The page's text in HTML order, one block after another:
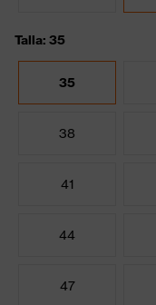
Talla: 35
35
38
41
44
47